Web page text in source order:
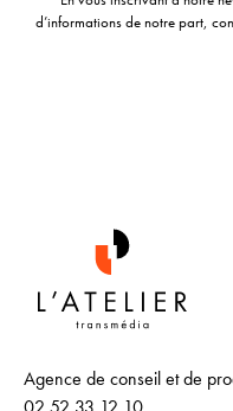
d’informations de notre part,
Agence de conseil et de